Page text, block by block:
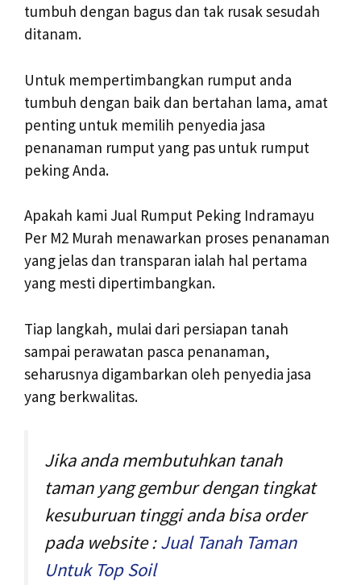
tumbuh dengan bagus dan tak rusak sesudah
ditanam.
Untuk mempertimbangkan rumput anda
tumbuh dengan baik dan bertahan lama, amat
penting untuk memilih penyedia jasa
penanaman rumput yang pas untuk rumput
peking Anda.
Apakah kami Jual Rumput Peking Indramayu
Per M2 Murah menawarkan proses penanaman
yang jelas dan transparan ialah hal pertama
yang mesti dipertimbangkan.
Tiap langkah, mulai dari persiapan tanah
sampai perawatan pasca penanaman,
seharusnya digambarkan oleh penyedia jasa
yang berkwalitas.
Jika anda membutuhkan tanah
taman yang gembur dengan tingkat
kesuburuan tinggi anda bisa order
pada website :Jual Tanah Taman
Untuk Top Soil